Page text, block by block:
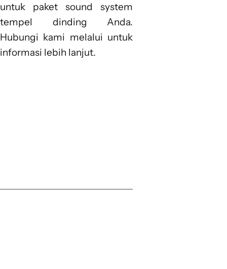
untuk paket sound system
tempel dinding Anda.
Hubungi kami melalui untuk
informasi lebih lanjut.